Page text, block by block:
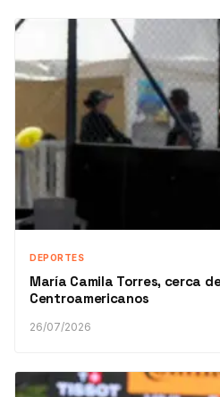
DEPORTES
María Camila Torres, cerca
Centroamericanos
26/07/2026